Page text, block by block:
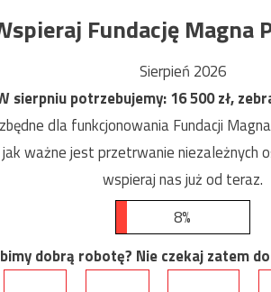
Fundację Magna
Sierpień 2026
sierpniu potrzebujemy:16 500zł,
dla funkcjonowania Fundacji
ważne jest przetrwanie niezależnych
wspieraj nas już od teraz.
8%
dobrą robotę? Nie czekaj zatem